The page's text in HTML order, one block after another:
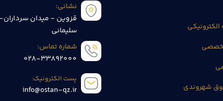
شهروندی
نشانی:
قزوین - میدان
سلیمانی
شماره تماس:
028-33892000
پست الکترونیک:
info@ostan-qz.ir